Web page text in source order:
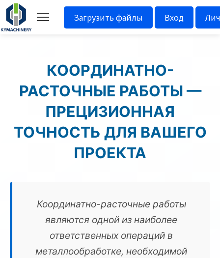
Загрузить файлы Вход
КООРДИНАТНО-
РАСТОЧНЫЕ РАБОТЫ —
ПРЕЦИЗИОННАЯ
ТОЧНОСТЬ ДЛЯ ВАШЕГО
ПРОЕКТА
Координатно-расточные работы
являются одной из наиболее
ответственных операций в
металлообработке, необходимой